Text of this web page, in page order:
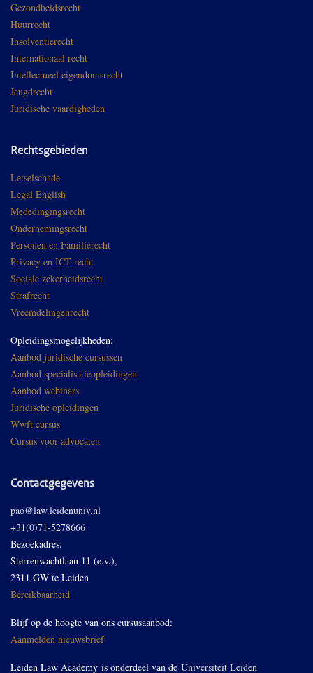
Gezondheidsrecht
Huurrecht
Insolventierecht
Internationaal recht
Intellectueel eigendomsrecht
Jeugdrecht
Juridische vaardigheden
Rechtsgebieden
Letselschade
Legal English
Mededingingsrecht
Ondernemingsrecht
Personen en Familierecht
Privacy en ICT recht
Sociale zekerheidsrecht
Strafrecht
Vreemdelingenrecht
Opleidingsmogelijkheden:
Aanbod juridische cursussen
Aanbod specialisatieopleidingen
Aanbod webinars
Juridische opleidingen
Wwft cursus
Cursus voor advocaten
Contactgegevens
pao@law.leidenuniv.nl
+31(0)71-5278666
Bezoekadres:
Sterrenwachtlaan 11 (e.v.),
2311 GW te Leiden
Bereikbaarheid
Blijf op de hoogte van ons cursusaanbod:
Aanmelden nieuwsbrief
Leiden Law Academy is onderdeel van de Universiteit Leiden